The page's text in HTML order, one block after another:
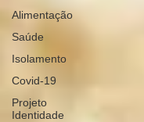
Alimentação
Saúde
Isolamento
Covid-19
Projeto
Identidade